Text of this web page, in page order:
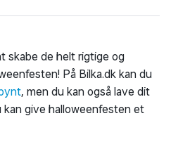
skabe de helt rigtige og
På Bilka.dk kan du
, men du kan også lave dit
give halloweenfesten et